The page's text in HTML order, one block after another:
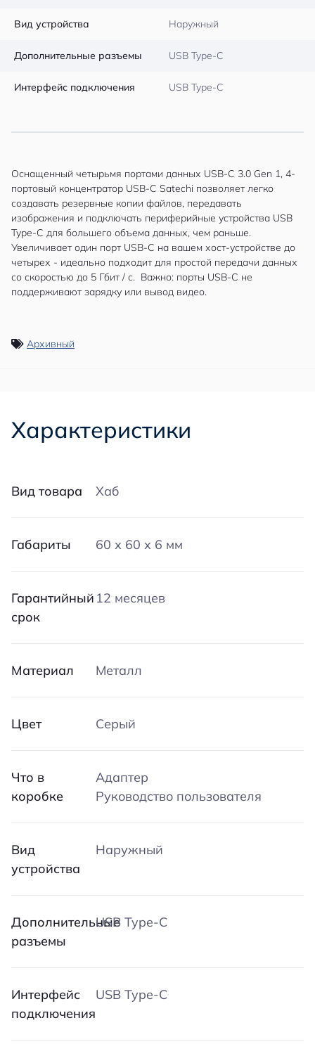
Вид устройства Наружный
Дополнительные разъемы USB Type-C
Интерфейс подключения USB Type-C
Оснащенный четырьмя портами данных USB-C 3.0 Gen 1, 4-
портовый концентратор USB-C Satechi позволяет легко
создавать резервные копии файлов, передавать
изображения и подключать периферийные устройства USB
Type-C для большего объема данных, чем раньше.
Увеличивает один порт USB-C на вашем хост-устройстве до
четырех - идеально подходит для простой передачи данных
со скоростью до 5 Гбит / с. Важно: порты USB-C не
поддерживают зарядку или вывод видео.
Архивный
Характеристики
Вид товара Хаб
Габариты 60 х 60 х 6 мм
Гарантийный
срок
12 месяцев
Материал Металл
Цвет Серый
Что в
коробке
Адаптер
Руководство пользователя
Вид
устройства
Наружный
Дополнительные
разъемы
USB Type-C
Интерфейс
подключения
USB Type-C